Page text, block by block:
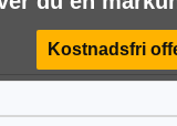
Kostnadsfri